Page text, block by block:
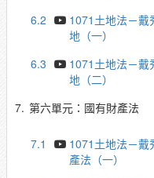
6.2
1071土地法－戴
地（一）
6.3
1071土地法－戴
地（二）
7. 第六單元：國有財產法
7.1
1071土地法－
產法（一）